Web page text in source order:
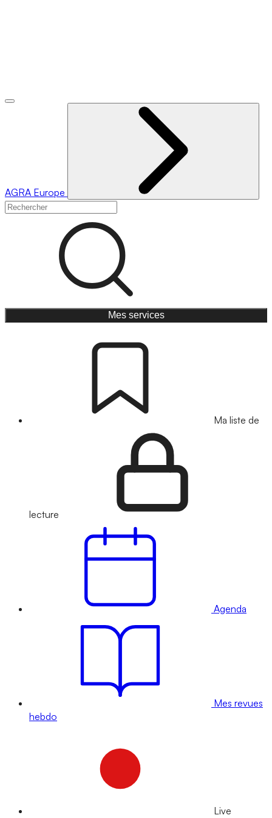
AGRA Europe
Mes services
Ma liste de
lecture
Agenda
Mes revues
hebdo
Live